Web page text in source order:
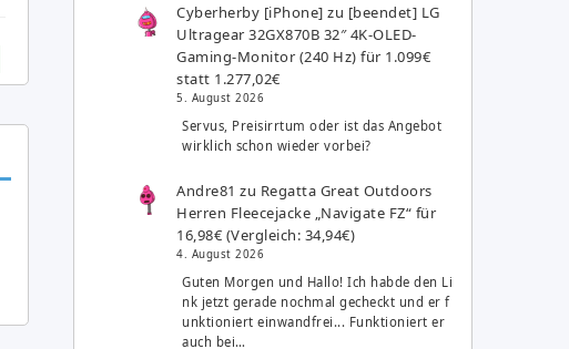
Cyberherby [iPhone] zu [beendet] LG
Ultragear 32GX870B 32″ 4K-OLED-
Gaming-Monitor (240 Hz) für 1.099€
statt 1.277,02€
5. August 2026
Servus, Preisirrtum oder ist das Angebot
wirklich schon wieder vorbei?
Andre81 zu Regatta Great Outdoors
Herren Fleecejacke „Navigate FZ“ für
16,98€ (Vergleich: 34,94€)
4. August 2026
Guten Morgen und Hallo! Ich habde den Li
nk jetzt gerade nochmal gecheckt und er f
unktioniert einwandfrei... Funktioniert er
auch bei…